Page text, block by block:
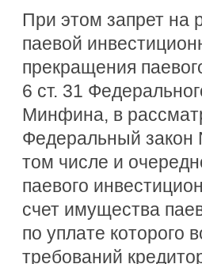
При этом запрет на
паевой
прекращения
6 ст. 31
Минфина, в
Федеральный закон
том числе и
паевого
счет имущества
по уплате которого
требований